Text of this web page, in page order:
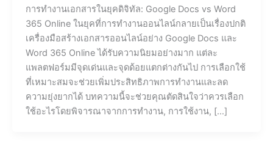
การทำงานเอกสารในยุคดิจิทัล: Google Docs vs Word
365 Online ในยุคที่การทำงานออนไลน์กลายเป็นเรื่องปกติ
เครื่องมือสร้างเอกสารออนไลน์อย่าง Google Docs และ
Word 365 Online ได้รับความนิยมอย่างมาก แต่ละ
แพลตฟอร์มมีจุดเด่นและจุดด้อยแตกต่างกันไป การเลือกใช้
ที่เหมาะสมจะช่วยเพิ่มประสิทธิภาพการทำงานและลด
ความยุ่งยากได้ บทความนี้จะช่วยคุณตัดสินใจว่าควรเลือก
ใช้อะไรโดยพิจารณาจากการทำงาน, การใช้งาน, […]